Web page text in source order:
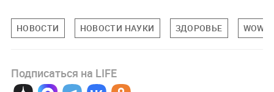
НОВОСТИ НОВОСТИ НАУКИ ЗДОРОВЬЕ WOW
Подписаться на LIFE